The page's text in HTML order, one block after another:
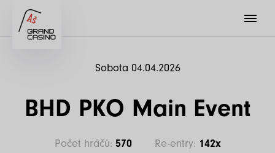
Sobota 04.04.2026
BHD PKO Main Event
Počet hráčů: 570 Re-entry: 142x